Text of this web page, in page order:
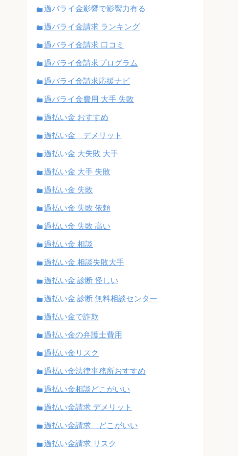
過バライ金影響で影響力有る
過バライ金請求 ランキング
過バライ金請求 口コミ
過バライ金請求プログラム
過バライ金請求応援ナビ
過バライ金費用 大手 失敗
過払い金 おすすめ
過払い金 デメリット
過払い金 大失敗 大手
過払い金 大手 失敗
過払い金 失敗
過払い金 失敗 依頼
過払い金 失敗 高い
過払い金 相談
過払い金 相談失敗大手
過払い金 診断 怪しい
過払い金 診断 無料相談センター
過払い金で詐欺
過払い金の弁護士費用
過払い金リスク
過払い金法律事務所おすすめ
過払い金相談どこがいい
過払い金請求 デメリット
過払い金請求 どこがいい
過払い金請求 リスク